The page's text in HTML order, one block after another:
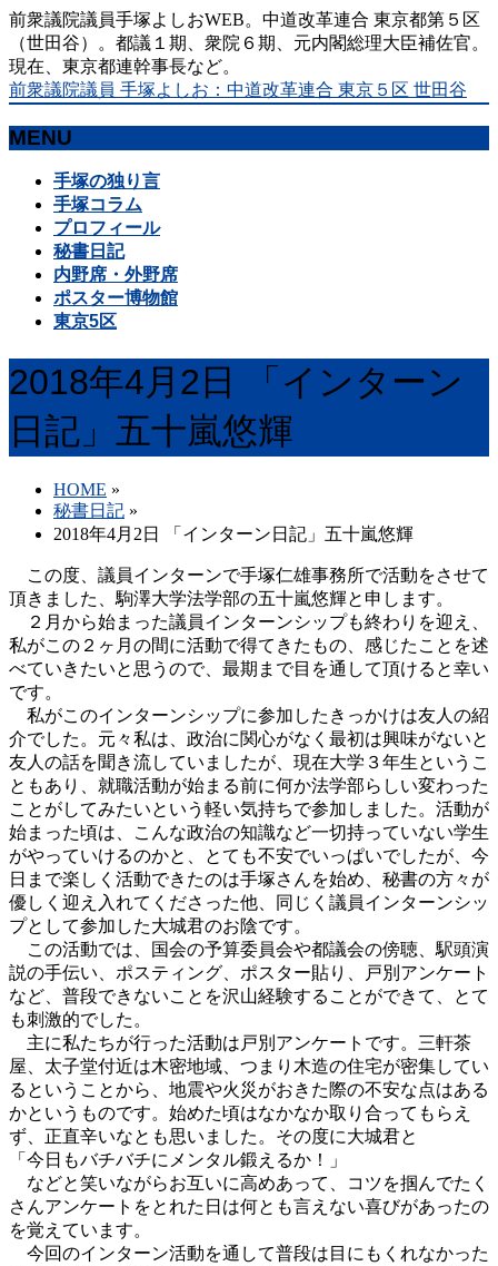
前衆議院議員手塚よしおWEB。中道改革連合 東京都第５区
（世田谷）。都議１期、衆院６期、元内閣総理大臣補佐官。
現在、東京都連幹事長など。
前衆議院議員 手塚よしお：中道改革連合 東京５区 世田谷
MENU
手塚の独り言
手塚コラム
プロフィール
秘書日記
内野席・外野席
ポスター博物館
東京5区
2018年4月2日 「インターン
日記」五十嵐悠輝
HOME »
秘書日記 »
2018年4月2日 「インターン日記」五十嵐悠輝
この度、議員インターンで手塚仁雄事務所で活動をさせて
頂きました、駒澤大学法学部の五十嵐悠輝と申します。
２月から始まった議員インターンシップも終わりを迎え、
私がこの２ヶ月の間に活動で得てきたもの、感じたことを述
べていきたいと思うので、最期まで目を通して頂けると幸い
です。
私がこのインターンシップに参加したきっかけは友人の紹
介でした。元々私は、政治に関心がなく最初は興味がないと
友人の話を聞き流していましたが、現在大学３年生というこ
ともあり、就職活動が始まる前に何か法学部らしい変わった
ことがしてみたいという軽い気持ちで参加しました。活動が
始まった頃は、こんな政治の知識など一切持っていない学生
がやっていけるのかと、とても不安でいっぱいでしたが、今
日まで楽しく活動できたのは手塚さんを始め、秘書の方々が
優しく迎え入れてくださった他、同じく議員インターンシッ
プとして参加した大城君のお陰です。
この活動では、国会の予算委員会や都議会の傍聴、駅頭演
説の手伝い、ポスティング、ポスター貼り、戸別アンケート
など、普段できないことを沢山経験することができて、とて
も刺激的でした。
主に私たちが行った活動は戸別アンケートです。三軒茶
屋、太子堂付近は木密地域、つまり木造の住宅が密集してい
るということから、地震や火災がおきた際の不安な点はある
かというものです。始めた頃はなかなか取り合ってもらえ
ず、正直辛いなとも思いました。その度に大城君と
「今日もバチバチにメンタル鍛えるか！」
などと笑いながらお互いに高めあって、コツを掴んでたく
さんアンケートをとれた日は何とも言えない喜びがあったの
を覚えています。
今回のインターン活動を通して普段は目にもくれなかった